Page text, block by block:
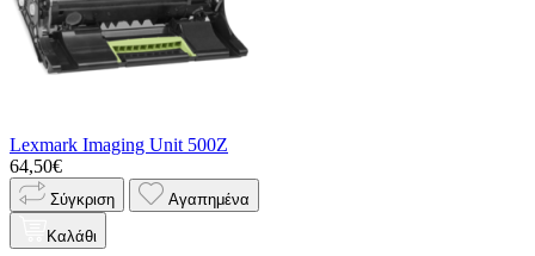
Lexmark Imaging Unit 500Z
64,50€
Σύγκριση Αγαπημένα
Καλάθι